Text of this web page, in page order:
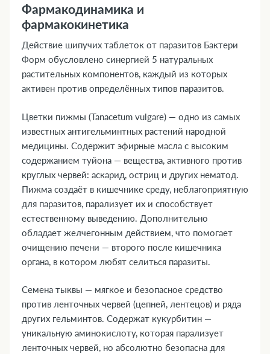
Фармакодинамика и
фармакокинетика
Действие шипучих таблеток от паразитов Бактери
Форм обусловлено синергией 5 натуральных
растительных компонентов, каждый из которых
активен против определённых типов паразитов.
Цветки пижмы (Tanacetum vulgare) — одно из самых
известных антигельминтных растений народной
медицины. Содержит эфирные масла с высоким
содержанием туйона — вещества, активного против
круглых червей: аскарид, остриц и других нематод.
Пижма создаёт в кишечнике среду, неблагоприятную
для паразитов, парализует их и способствует
естественному выведению. Дополнительно
обладает желчегонным действием, что помогает
очищению печени — второго после кишечника
органа, в котором любят селиться паразиты.
Семена тыквы — мягкое и безопасное средство
против ленточных червей (цепней, лентецов) и ряда
других гельминтов. Содержат кукурбитин —
уникальную аминокислоту, которая парализует
ленточных червей, но абсолютно безопасна для